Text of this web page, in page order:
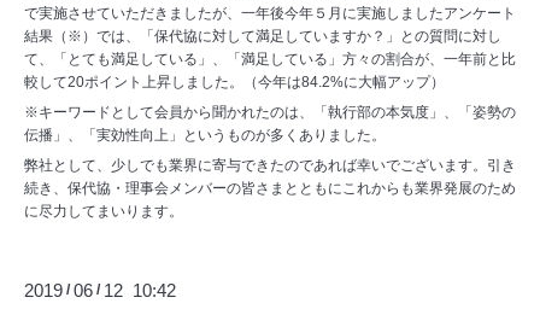
で実施させていただきましたが、一年後今年５月に実施しましたアンケート
結果（※）では、「保代協に対して満足していますか？」との質問に対し
て、「とても満足している」、「満足している」方々の割合が、一年前と比
較して20ポイント上昇しました。（今年は84.2%に大幅アップ）
※キーワードとして会員から聞かれたのは、「執行部の本気度」、「姿勢の
伝播」、「実効性向上」というものが多くありました。
弊社として、少しでも業界に寄与できたのであれば幸いでございます。引き
続き、保代協・理事会メンバーの皆さまとともにこれからも業界発展のため
に尽力してまいります。
2019 /06 / 12 10:42